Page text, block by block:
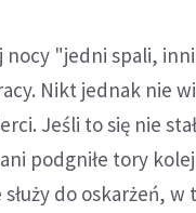
nocy "jedni spali,
Nikt jednak nie
Jeśli to się nie
podgniłe tory
do oskarżeń,